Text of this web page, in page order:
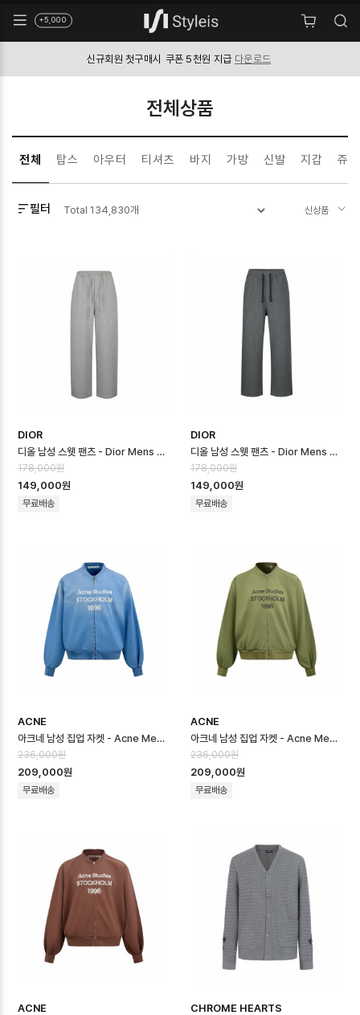
+5,000
신규회원 첫구매시 쿠폰 5천원 지급 다운로드
전체상품
전체 탑스 아우터 티셔츠 바지 가방 신발 지갑 쥬
필터 Total 134,830개
DIOR
디올 남성 스웻 팬츠 - Dior Mens Sweat Pants - dic16695x
178,000원
149,000원
무료배송
DIOR
디올 남성 스웻 팬츠 - Dior Mens Sweat Pants - dic16694x
178,000원
149,000원
무료배송
ACNE
아크네 남성 집업 자켓 - Acne Mens Zip Up Jakcet - anc16693x
236,000원
209,000원
무료배송
ACNE
아크네 남성 집업 자켓 - Acne Mens Zip Up Jakcet - anc16692x
236,000원
209,000원
무료배송
ACNE
CHROME HEARTS